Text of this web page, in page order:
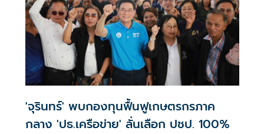
'จุรินทร์' พบกองทุนฟื้นฟูเกษตรกรภาค
กลาง 'ปธ.เครือข่าย' ลั่นเลือก ปชป. 100%